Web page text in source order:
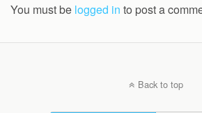
You must be logged in to post a
Back to top